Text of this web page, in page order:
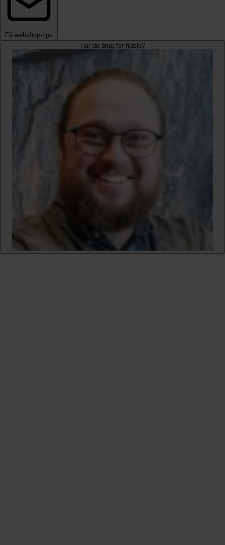
Få webshop-tips
Har du brug for hjælp?